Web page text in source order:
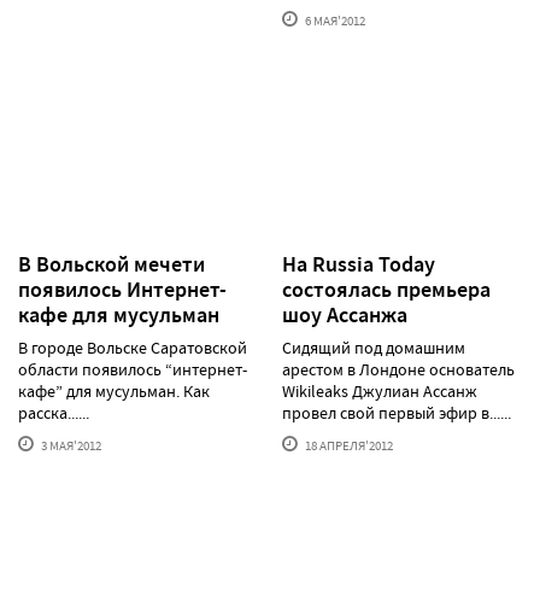
6 МАЯ'2012
В Вольской мечети
появилось Интернет-
кафе для мусульман
В городе Вольске Саратовской
области появилось “интернет-
кафе” для мусульман. Как
расска......
3 МАЯ'2012
На Russia Today
состоялась премьера
шоу Ассанжа
Сидящий под домашним
арестом в Лондоне основатель
Wikileaks Джулиан Ассанж
провел свой первый эфир в......
18 АПРЕЛЯ'2012